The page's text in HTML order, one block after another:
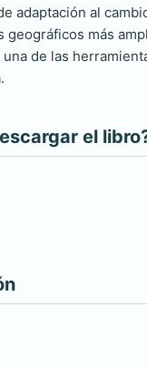
adaptación al
geográficos más
una de las
el